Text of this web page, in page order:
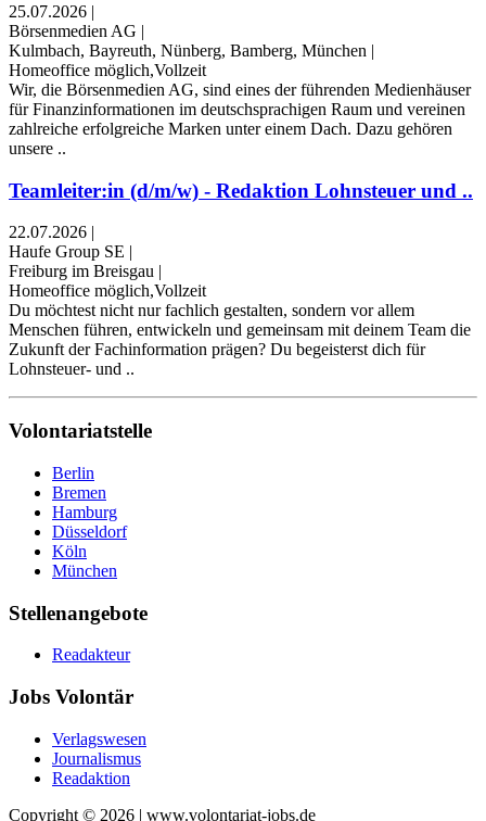
25.07.2026 |
Börsenmedien AG |
Kulmbach, Bayreuth, Nünberg, Bamberg, München |
Homeoffice möglich,Vollzeit
Wir, die Börsenmedien AG, sind eines der führenden Medienhäuser
für Finanzinformationen im deutschsprachigen Raum und vereinen
zahlreiche erfolgreiche Marken unter einem Dach. Dazu gehören
unsere ..
Teamleiter:in (d/m/w) - Redaktion Lohnsteuer und ..
22.07.2026 |
Haufe Group SE |
Freiburg im Breisgau |
Homeoffice möglich,Vollzeit
Du möchtest nicht nur fachlich gestalten, sondern vor allem
Menschen führen, entwickeln und gemeinsam mit deinem Team die
Zukunft der Fachinformation prägen? Du begeisterst dich für
Lohnsteuer- und ..
Volontariatstelle
Berlin
Bremen
Hamburg
Düsseldorf
Köln
München
Stellenangebote
Readakteur
Jobs Volontär
Verlagswesen
Journalismus
Readaktion
Copyright © 2026 | www.volontariat-jobs.de